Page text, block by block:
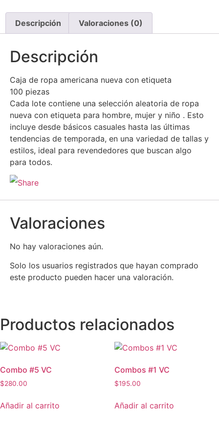
Descripción Valoraciones (0)
Descripción
Caja de ropa americana nueva con etiqueta
100 piezas
Cada lote contiene una selección aleatoria de ropa
nueva con etiqueta para hombre, mujer y niño . Esto
incluye desde básicos casuales hasta las últimas
tendencias de temporada, en una variedad de tallas y
estilos, ideal para revendedores que buscan algo
para todos.
Valoraciones
No hay valoraciones aún.
Solo los usuarios registrados que hayan comprado
este producto pueden hacer una valoración.
Productos relacionados
Combo #5 VC
$280.00
Añadir al carrito
Combos #1 VC
$195.00
Añadir al carrito